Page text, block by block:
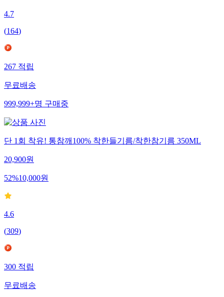
4.7
(164)
267 적립
무료배송
999,999+명 구매중
단 1회 착유! 통참깨100% 착한들기름/착한참기름 350ML
20,900원
52%10,000원
4.6
(309)
300 적립
무료배송